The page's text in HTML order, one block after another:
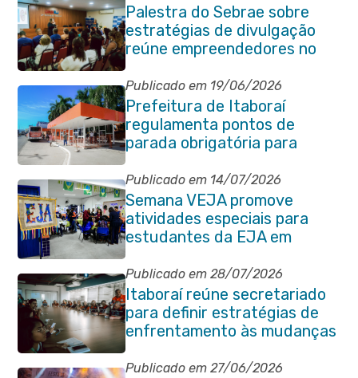
Palestra do Sebrae sobre
estratégias de divulgação
reúne empreendedores no
Centro de Itaboraí
Publicado em 19/06/2026
Prefeitura de Itaboraí
regulamenta pontos de
parada obrigatória para
transporte coletivo na
Avenida 22 de Maio
Publicado em 14/07/2026
Semana VEJA promove
atividades especiais para
estudantes da EJA em
Itaboraí
Publicado em 28/07/2026
Itaboraí reúne secretariado
para definir estratégias de
enfrentamento às mudanças
climáticas
Publicado em 27/06/2026